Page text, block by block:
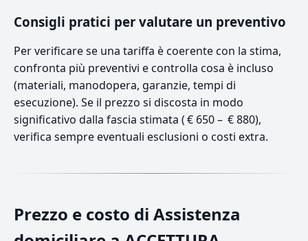
Consigli pratici per valutare un preventivo
Per verificare se una tariffa è coerente con la stima,
confronta più preventivi e controlla cosa è incluso
(materiali, manodopera, garanzie, tempi di
esecuzione). Se il prezzo si discosta in modo
significativo dalla fascia stimata ( € 650 – € 880),
verifica sempre eventuali esclusioni o costi extra.
Prezzo e costo di Assistenza